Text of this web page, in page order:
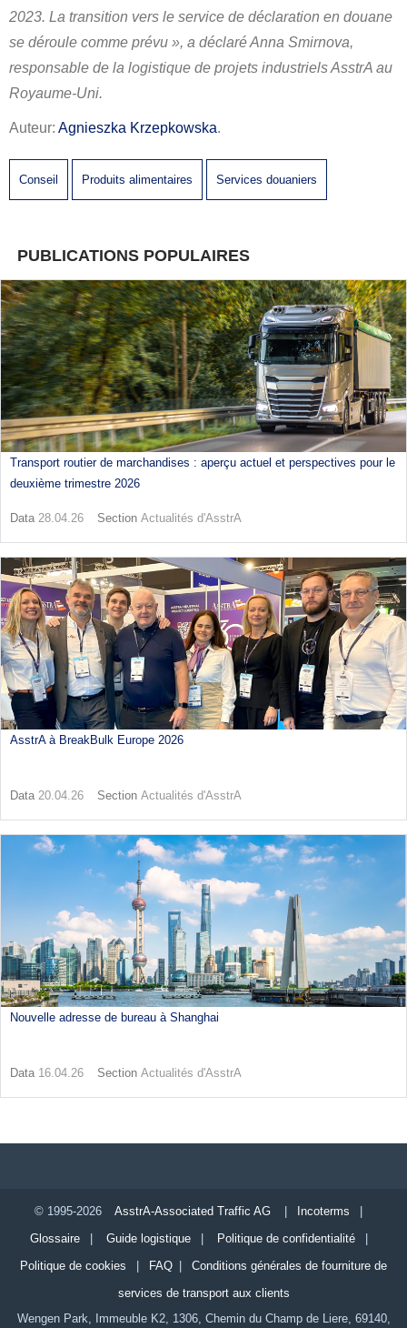
2023. La transition vers le service de déclaration en douane
se déroule comme prévu », a déclaré Anna Smirnova,
responsable de la logistique de projets industriels AsstrA au
Royaume-Uni.
Auteur: Agnieszka Krzepkowska.
Conseil Produits alimentaires Services douaniers
PUBLICATIONS POPULAIRES
Transport routier de marchandises : aperçu actuel et perspectives pour le
deuxième trimestre 2026
Data 28.04.26 Section Actualités d'AsstrA
AsstrA à BreakBulk Europe 2026
Data 20.04.26 Section Actualités d'AsstrA
Nouvelle adresse de bureau à Shanghai
Data 16.04.26 Section Actualités d'AsstrA
© 1995-2026 AsstrA-Associated Traffic AG Incoterms
Glossaire| Guide logistique| Politique de confidentialité|
Politique de cookies
FAQ
Conditions générales de fourniture de
services de transport aux clients
Wengen Park, Immeuble K2, 1306, Chemin du Champ de Liere, 69140,